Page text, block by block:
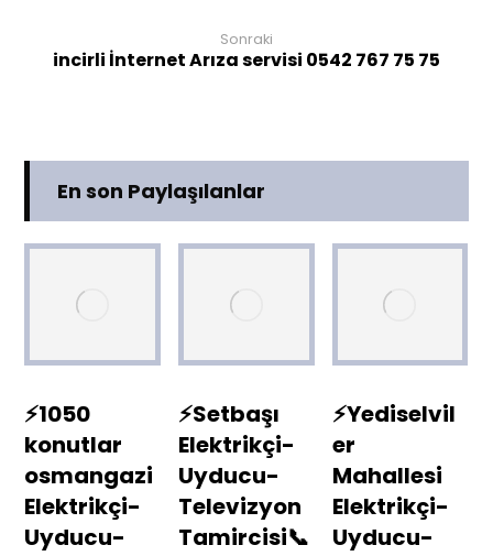
Sonraki
incirli İnternet Arıza servisi 0542 767 75 75
En son Paylaşılanlar
⚡1050
konutlar
osmangazi
Elektrikçi-
Uyducu-
⚡Setbaşı
Elektrikçi-
Uyducu-
Televizyon
Tamircisi📞
⚡Yediselvil
er
Mahallesi
Elektrikçi-
Uyducu-